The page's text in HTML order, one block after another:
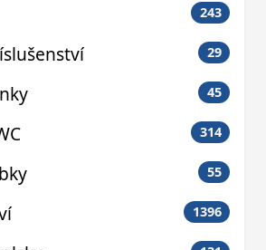
243
29
45
314
55
1396